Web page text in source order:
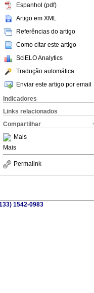
Espanhol (pdf)
Artigo em XML
Referências do artigo
Como citar este artigo
SciELO Analytics
Tradução automática
Enviar este artigo por email
Indicadores
Links relacionados
Compartilhar
Mais
Mais
Permalink
1542-0983